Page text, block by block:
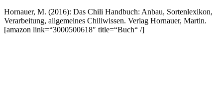
Hornauer, M. (2016): Das Chili Handbuch: Anbau, Sortenlexikon,
Verarbeitung, allgemeines Chiliwissen. Verlag Hornauer, Martin.
[amazon link=“3000500618″ title=“Buch“ /]